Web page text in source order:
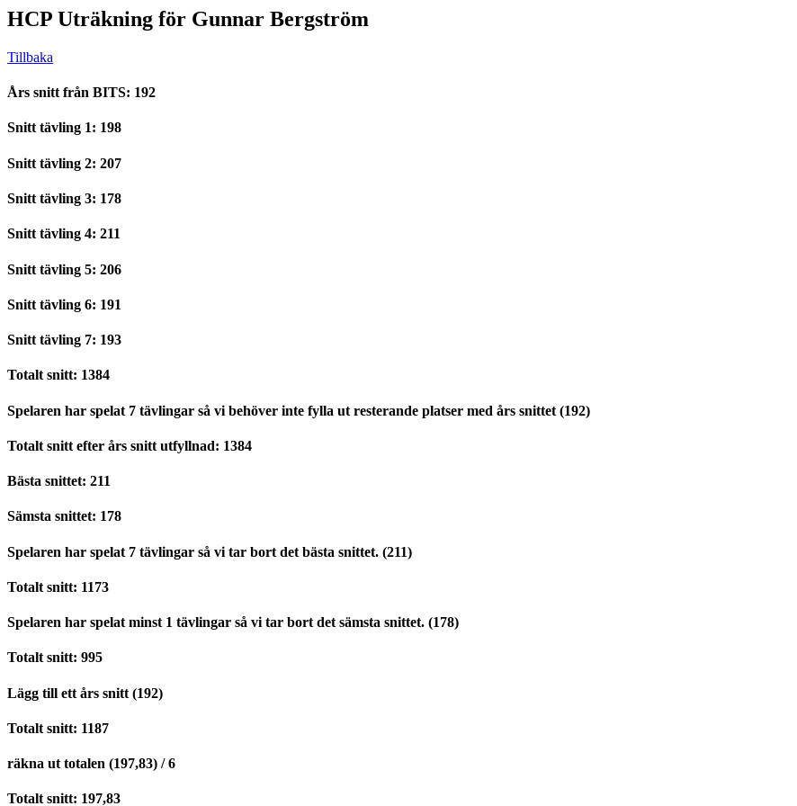
HCP Uträkning för Gunnar Bergström
Tillbaka
Års snitt från BITS: 192
Snitt tävling 1: 198
Snitt tävling 2: 207
Snitt tävling 3: 178
Snitt tävling 4: 211
Snitt tävling 5: 206
Snitt tävling 6: 191
Snitt tävling 7: 193
Totalt snitt: 1384
Spelaren har spelat 7 tävlingar så vi behöver inte fylla ut resterande platser med års snittet (192)
Totalt snitt efter års snitt utfyllnad: 1384
Bästa snittet: 211
Sämsta snittet: 178
Spelaren har spelat 7 tävlingar så vi tar bort det bästa snittet. (211)
Totalt snitt: 1173
Spelaren har spelat minst 1 tävlingar så vi tar bort det sämsta snittet. (178)
Totalt snitt: 995
Lägg till ett års snitt (192)
Totalt snitt: 1187
räkna ut totalen (197,83) / 6
Totalt snitt: 197,83